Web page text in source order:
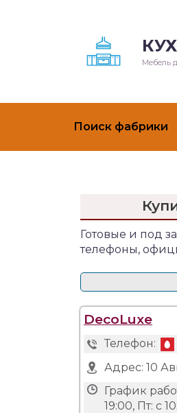
Мебель
Поиск фабрики
Готовые и под
телефоны,
DecoLuxe
Телефон:
Адрес: 10
График
19:00, Пт: с